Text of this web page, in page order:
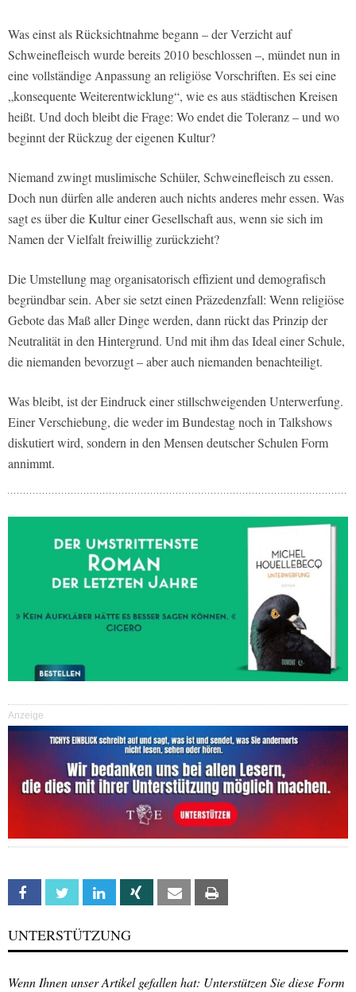
Was einst als Rücksichtnahme begann – der Verzicht auf
Schweinefleisch wurde bereits 2010 beschlossen –, mündet nun in
eine vollständige Anpassung an religiöse Vorschriften. Es sei eine
„konsequente Weiterentwicklung“, wie es aus städtischen Kreisen
heißt. Und doch bleibt die Frage: Wo endet die Toleranz – und wo
beginnt der Rückzug der eigenen Kultur?
Niemand zwingt muslimische Schüler, Schweinefleisch zu essen.
Doch nun dürfen alle anderen auch nichts anderes mehr essen. Was
sagt es über die Kultur einer Gesellschaft aus, wenn sie sich im
Namen der Vielfalt freiwillig zurückzieht?
Die Umstellung mag organisatorisch effizient und demografisch
begründbar sein. Aber sie setzt einen Präzedenzfall: Wenn religiöse
Gebote das Maß aller Dinge werden, dann rückt das Prinzip der
Neutralität in den Hintergrund. Und mit ihm das Ideal einer Schule,
die niemanden bevorzugt – aber auch niemanden benachteiligt.
Was bleibt, ist der Eindruck einer stillschweigenden Unterwerfung.
Einer Verschiebung, die weder im Bundestag noch in Talkshows
diskutiert wird, sondern in den Mensen deutscher Schulen Form
annimmt.
Anzeige
Facebook Twitter Linkedin Xing Email
UNTERSTÜTZUNG
Wenn Ihnen unser Artikel gefallen hat: Unterstützen Sie diese Form